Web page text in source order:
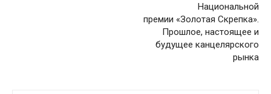
Национальной
премии «Золотая Скрепка».
Прошлое, настоящее и
будущее канцелярского
рынка